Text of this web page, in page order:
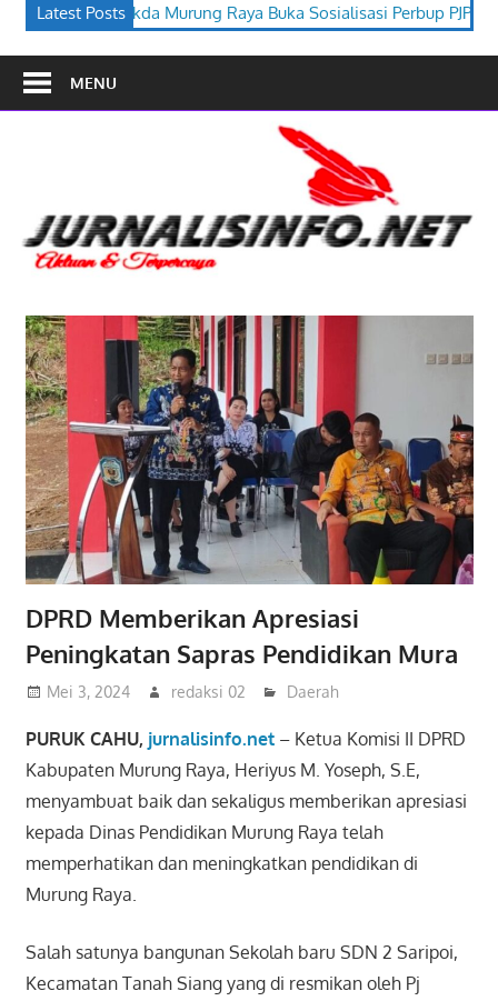
Latest Posts
Buka Sosialisasi Perbup PJPK 2026–2030 Festival
MENU
DPRD Memberikan Apresiasi
Peningkatan Sapras Pendidikan Mura
Mei 3, 2024 redaksi 02 Daerah
PURUK CAHU, jurnalisinfo.net– Ketua Komisi II DPRD
Kabupaten Murung Raya, Heriyus M. Yoseph, S.E,
menyambuat baik dan sekaligus memberikan apresiasi
kepada Dinas Pendidikan Murung Raya telah
memperhatikan dan meningkatkan pendidikan di
Murung Raya.
Salah satunya bangunan Sekolah baru SDN 2 Saripoi,
Kecamatan Tanah Siang yang di resmikan oleh Pj